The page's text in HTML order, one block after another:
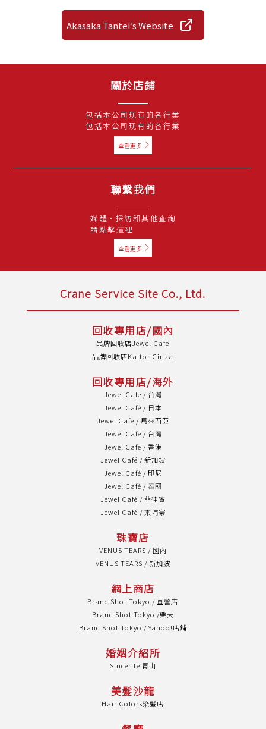
Akasaka Tantei’s Website
關於店鋪
包括本公司现有的各行業
包括本公司现有的各行業
查看更多
聯繫我們
媒體·採訪和其他查詢
請點擊這裡
查看更多
Crane Service Site Co., Ltd.
回收專用店/國內
品牌回收店Jewel Cafe
品牌回收店Kaitor Ginza
回收專用店/海外
Jewel Cafe / 台灣
Jewel Café / 日本
Jewel Cafe / 馬來西亞
Jewel Cafe / 台灣
Jewel Cafe / 香港
Jewel Café / 新加坡
Jewel Café / 印尼
Jewel Café / 泰國
Jewel Café / 菲律賓
Jewel Café / 柬埔寨
珠寶店
VENUS TEARS / 國內
VENUS TEARS / 新加波
網上商店
Brand Shot Tokyo / 直營店
Brand Shot Tokyo /樂天
Brand Shot Tokyo / Yahoo!店鋪
婚姻介紹所
Sincerite 青山
美髮沙龍
Hair Colors染髮店